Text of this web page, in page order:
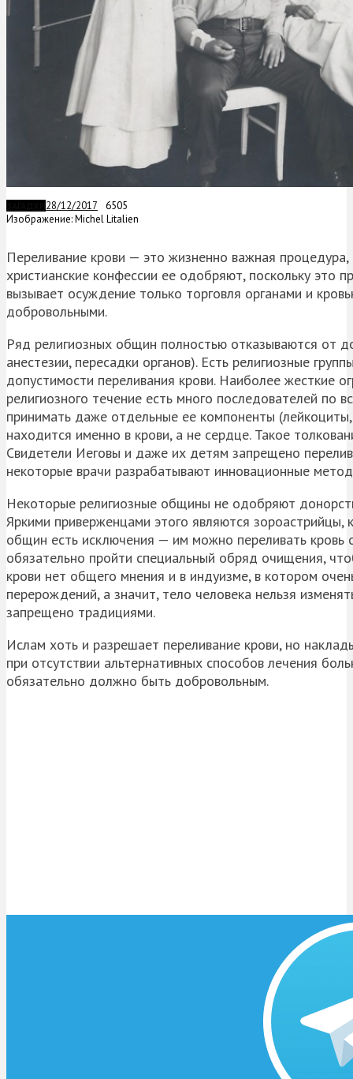
28/12/2017
6505
Изображение: Michel Litalien
Переливание крови — это жизненно важная
христианские конфессии ее одобряют, поскольку это
вызывает осуждение только торговля органами и
добровольными.
Ряд религиозных общин полностью отказываются от
анестезии, пересадки органов). Есть религиозные
допустимости переливания крови. Наиболее жесткие
религиозного течение есть много последователей по
принимать даже отдельные ее компоненты
находится именно в крови, а не сердце. Такое
Свидетели Иеговы и даже их детям запрещено
некоторые врачи разрабатывают инновационные
Некоторые религиозные общины не одобряют
Яркими приверженцами этого являются зороастрийцы,
общин есть исключения — им можно переливать
обязательно пройти специальный обряд очищения,
крови нет общего мнения и в индуизме, в котором
перерождений, а значит, тело человека нельзя
запрещено традициями.
Ислам хоть и разрешает переливание крови, но
при отсутствии альтернативных способов лечения
обязательно должно быть добровольным.